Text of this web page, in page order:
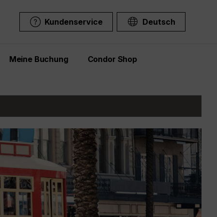
Kundenservice Deutsch
Meine Buchung Condor Shop